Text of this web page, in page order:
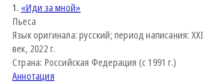
1. «Иди за мной»
Пьеса
Язык оригинала: русский; период написания: XXI
век, 2022 г.
Страна: Российская Федерация (с 1991 г.)
Аннотация